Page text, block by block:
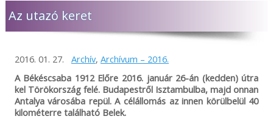
Az utazó keret
2016. 01. 27. Archív, Archívum – 2016.
A Békéscsaba 1912 Előre 2016. január 26-án (kedden) útra
kel Törökország felé. Budapestről Isztambulba, majd onnan
Antalya városába repül. A célállomás az innen körülbelül 40
kilométerre található Belek.